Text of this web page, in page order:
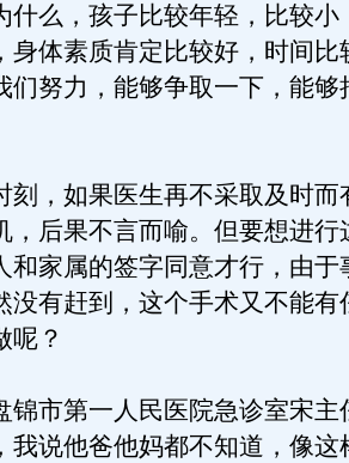
什么，孩子比较年轻，比较小
身体素质肯定比较好，时间比
们努力，能够争取一下，能够
，如果医生再不采取及时而
，后果不言而喻。但要想进行
和家属的签字同意才行，由于
没有赶到，这个手术又不能有
呢？
市第一人民医院急诊室宋主
我说他爸他妈都不知道，像这